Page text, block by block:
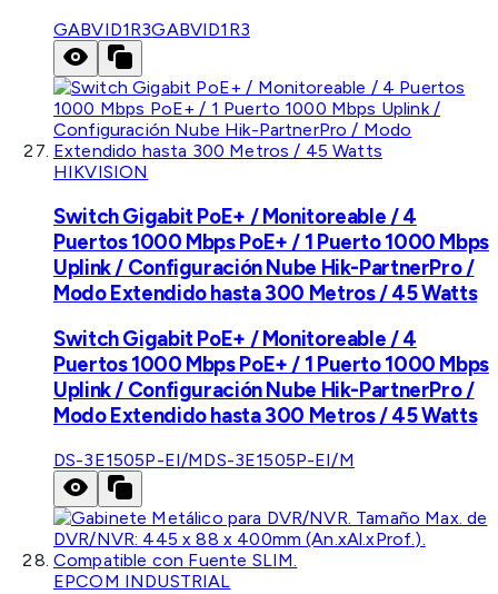
GABVID1R3GABVID1R3
HIKVISION
Switch Gigabit PoE+ / Monitoreable / 4
Puertos 1000 Mbps PoE+ / 1 Puerto 1000 Mbps
Uplink / Configuración Nube Hik-PartnerPro /
Modo Extendido hasta 300 Metros / 45 Watts
Switch Gigabit PoE+ / Monitoreable / 4
Puertos 1000 Mbps PoE+ / 1 Puerto 1000 Mbps
Uplink / Configuración Nube Hik-PartnerPro /
Modo Extendido hasta 300 Metros / 45 Watts
DS-3E1505P-EI/MDS-3E1505P-EI/M
EPCOM INDUSTRIAL